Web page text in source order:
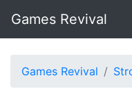
Games Revival
Games Revival